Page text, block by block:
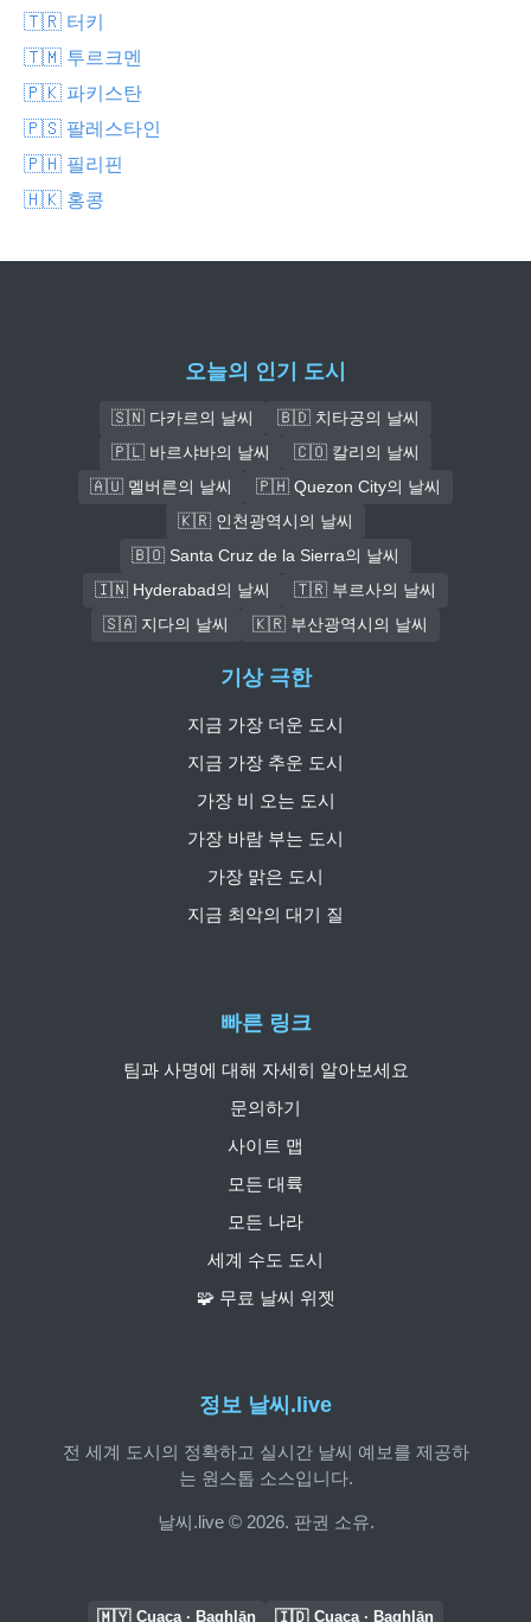
🇹🇷 터키
🇹🇲 투르크멘
🇵🇰 파키스탄
🇵🇸 팔레스타인
🇵🇭 필리핀
🇭🇰 홍콩
오늘의 인기 도시
🇸🇳 다카르의 날씨
🇧🇩 치타공의 날씨
🇵🇱 바르샤바의 날씨
🇨🇴 칼리의 날씨
🇦🇺 멜버른의 날씨
🇵🇭 Quezon City의 날씨
🇰🇷 인천광역시의 날씨
🇧🇴 Santa Cruz de la Sierra의 날씨
🇮🇳 Hyderabad의 날씨
🇹🇷 부르사의 날씨
🇸🇦 지다의 날씨
🇰🇷 부산광역시의 날씨
정보 날씨.live
전 세계 도시의 정확하고 실시간 날씨 예보를 제공하
는 원스톱 소스입니다.
날씨.live © 2026. 판권 소유.
빠른 링크
팀과 사명에 대해 자세히 알아보세요
문의하기
사이트 맵
모든 대륙
모든 나라
세계 수도 도시
🧩 무료 날씨 위젯
기상 극한
지금 가장 더운 도시
지금 가장 추운 도시
가장 비 오는 도시
가장 바람 부는 도시
가장 맑은 도시
지금 최악의 대기 질
🇲🇾 Cuaca · Baghlān 🇮🇩 Cuaca · Baghlān